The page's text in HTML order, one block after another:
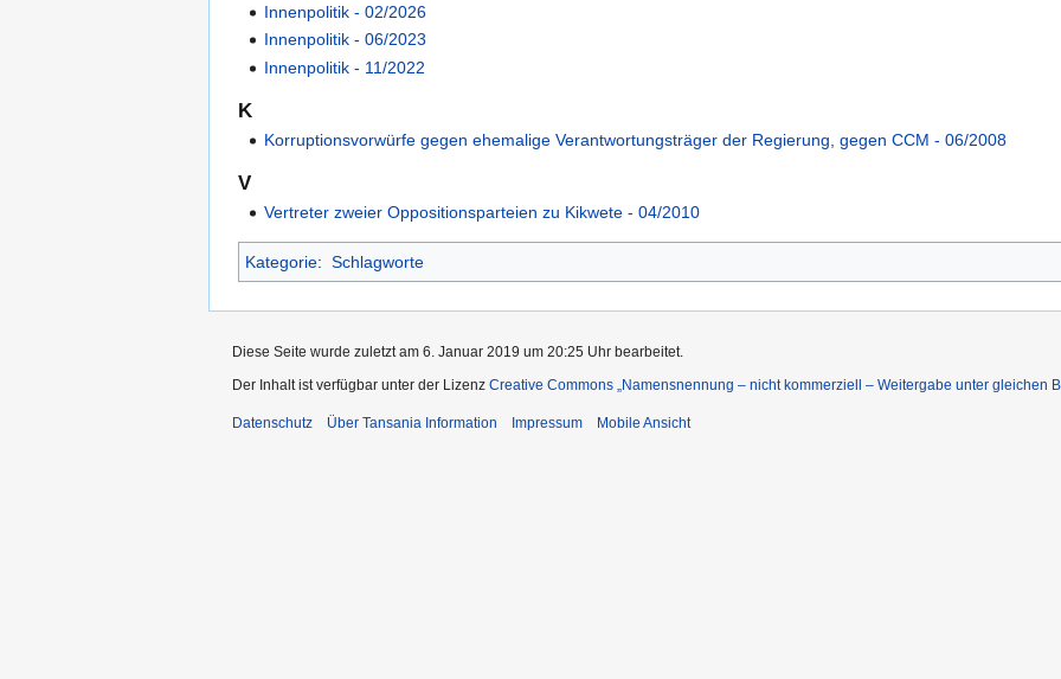
Innenpolitik ‐ 02/2026
Innenpolitik ‐ 06/2023
Innenpolitik ‐ 11/2022
K
Korruptionsvorwürfe gegen ehemalige Verantwortungsträger der Regierung, gegen CCM - 06/2008
V
Vertreter zweier Oppositionsparteien zu Kikwete - 04/2010
Kategorie: Schlagworte
Diese Seite wurde zuletzt am 6. Januar 2019 um 20:25 Uhr bearbeitet.
Der Inhalt ist verfügbar unter der Lizenz Creative Commons „Namensnennung – nicht kommerziell – Weitergabe unter gleichen
Datenschutz Über Tansania Information Impressum Mobile Ansicht